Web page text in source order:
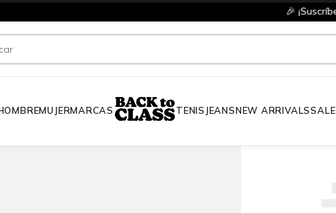
y recibe 10% OFF en tu primera compra en productos a precio full!
MUJERMARCAS TENIS JEANSNEW ARRIVALSSALE